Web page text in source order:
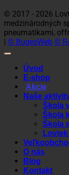
© 2017 - 2026
medzinárodných
pneumatikami,
| © BugesWeb ©
Úvod
E-shop
Akcie
Naše
Škola
Škola
Škola
O nás
Blog
Kontakt